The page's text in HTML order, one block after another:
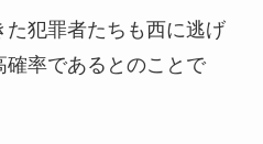
犯罪者たちも西に逃げ
率であるとのことで